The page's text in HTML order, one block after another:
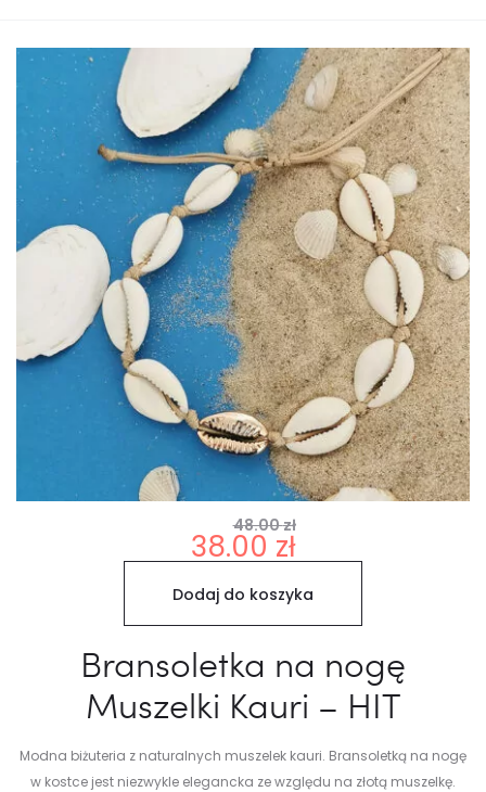
48.00zł
Pierwotna
cena
wynosiła:
48.00 zł.
38.00 zł
Aktualna
cena
wynosi:
38.00 zł.
Dodaj do koszyka
Bransoletka na nogę
Muszelki Kauri – HIT
Modna biżuteria z naturalnych muszelek kauri. Bransoletką na nogę
w kostce jest niezwykle elegancka ze względu na złotą muszelkę.